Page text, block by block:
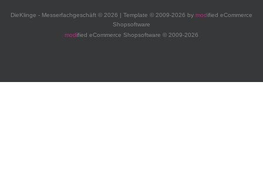
DieKlinge - Messerfachgeschäft © 2026 | Template © 2009-2026 by modified eCommerce
Shopsoftware
modified eCommerce Shopsoftware © 2009-2026